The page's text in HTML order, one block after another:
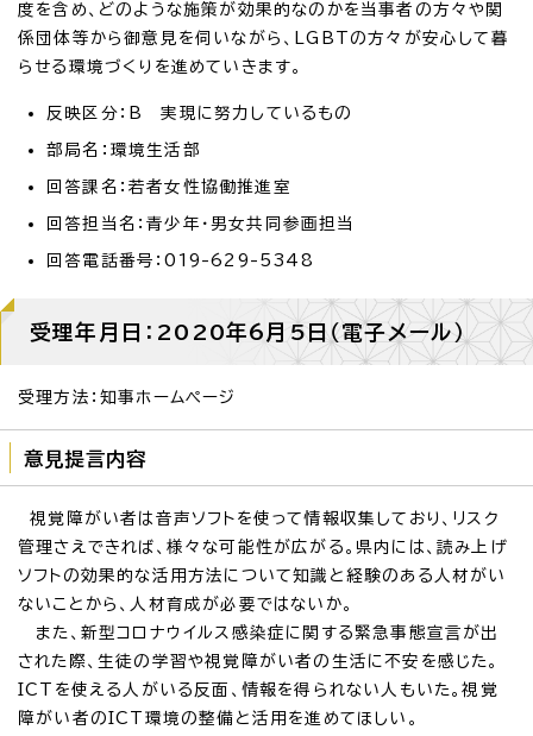
度を含め、どのような施策が効果的なのかを当事者の方々や関
係団体等から御意見を伺いながら、LGBTの方々が安心して暮
らせる環境づくりを進めていきます。
反映区分：B 実現に努力しているもの
部局名：環境生活部
回答課名：若者女性協働推進室
回答担当名：青少年・男女共同参画担当
回答電話番号：019-629-5348
受理年月日：2020年6月5日（電子メール）
受理方法：知事ホームページ
意見提言内容
視覚障がい者は音声ソフトを使って情報収集しており、リスク
管理さえできれば、様々な可能性が広がる。県内には、読み上げ
ソフトの効果的な活用方法について知識と経験のある人材がい
ないことから、人材育成が必要ではないか。
また、新型コロナウイルス感染症に関する緊急事態宣言が出
された際、生徒の学習や視覚障がい者の生活に不安を感じた。
ICTを使える人がいる反面、情報を得られない人もいた。視覚
障がい者のICT環境の整備と活用を進めてほしい。